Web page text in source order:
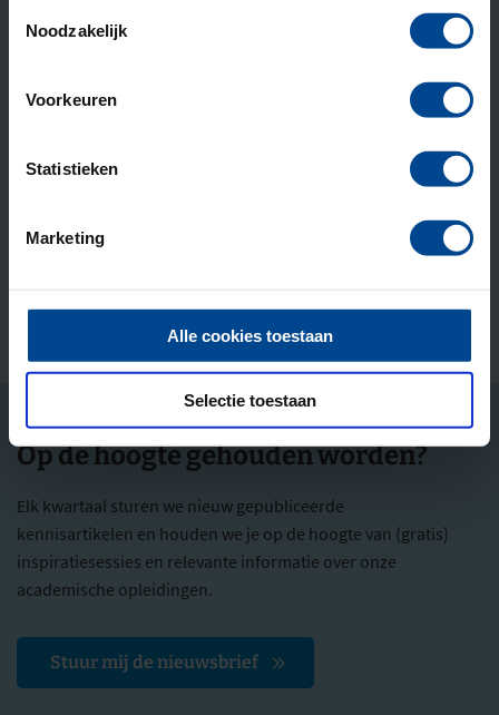
Noodzakelijk
Voorkeuren
Statistieken
Marketing
Alle cookies toestaan
Selectie toestaan
Ontstaan vanuit de
Geaccrediteerd door
9.1
Op de hoogte gehouden worden?
Elk kwartaal sturen we nieuw gepubliceerde
kennisartikelen en houden we je op de hoogte van (gratis)
inspiratiesessies en relevante informatie over onze
academische opleidingen.
Stuur mij de nieuwsbrief